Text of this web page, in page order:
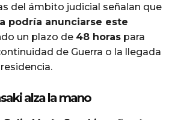
del ámbito judicial señalan que
podría anunciarse este
un plazo de 48 horas para
de Guerra o la llegada
alza la mano